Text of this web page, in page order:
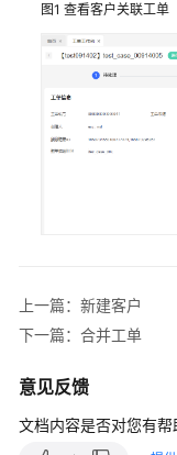
云
控
台
操
管
理
指
图1 查看客户关联工单
上一篇：新建客户
下一篇：合并工单
意见反馈
文档内容是否对您有帮